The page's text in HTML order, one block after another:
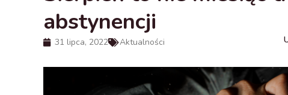
abstynencji
31 lipca, 2022 Aktualności